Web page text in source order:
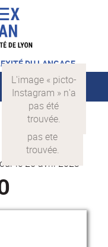
DU LANGAGE
le 26 avril 2023